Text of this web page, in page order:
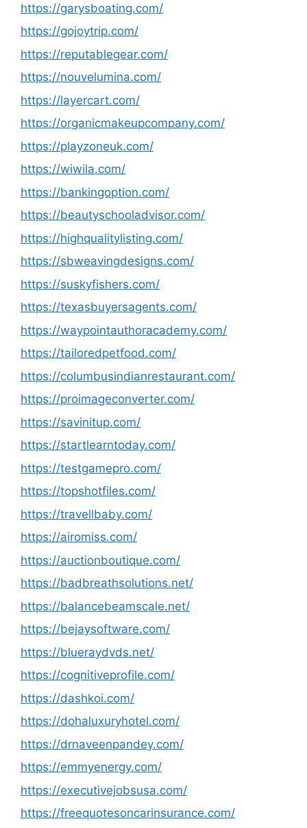
https://garysboating.com/
https://gojoytrip.com/
https://reputablegear.com/
https://nouvelumina.com/
https://layercart.com/
https://organicmakeupcompany.com/
https://playzoneuk.com/
https://wiwila.com/
https://bankingoption.com/
https://beautyschooladvisor.com/
https://highqualitylisting.com/
https://sbweavingdesigns.com/
https://suskyfishers.com/
https://texasbuyersagents.com/
https://waypointauthoracademy.com/
https://tailoredpetfood.com/
https://columbusindianrestaurant.com/
https://proimageconverter.com/
https://savinitup.com/
https://startlearntoday.com/
https://testgamepro.com/
https://topshotfiles.com/
https://travellbaby.com/
https://airomiss.com/
https://auctionboutique.com/
https://badbreathsolutions.net/
https://balancebeamscale.net/
https://bejaysoftware.com/
https://blueraydvds.net/
https://cognitiveprofile.com/
https://dashkoi.com/
https://dohaluxuryhotel.com/
https://drnaveenpandey.com/
https://emmyenergy.com/
https://executivejobsusa.com/
https://freequotesoncarinsurance.com/